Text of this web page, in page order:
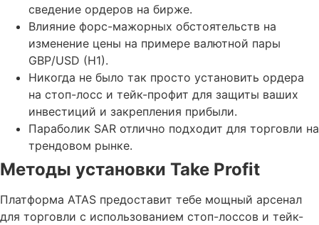
сведение ордеров на бирже.
Влияние форс-мажорных обстоятельств на
изменение цены на примере валютной пары
GBP/USD (H1).
Никогда не было так просто установить ордера
на стоп-лосс и тейк-профит для защиты ваших
инвестиций и закрепления прибыли.
Параболик SAR отлично подходит для торговли на
трендовом рынке.
Методы установки Take Profit
Платформа ATAS предоставит тебе мощный арсенал
для торговли с использованием стоп-лоссов и тейк-